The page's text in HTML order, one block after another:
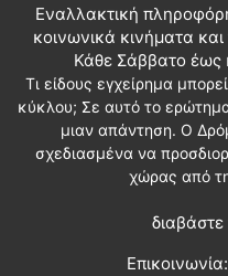
Εναλλακτική
κοινωνικά κινήματα
Κάθε Σάββατο έως
Τι είδους εγχείρημα
κύκλου; Σε αυτό το
μιαν απάντηση. Ο
σχεδιασμένα να
χώρας από
Επικοινωνία: